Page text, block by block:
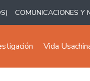
COMUNICACIONES Y
Vida